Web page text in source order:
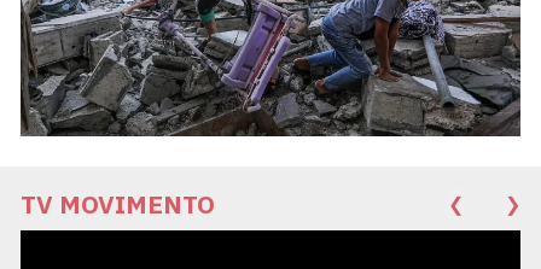
TV MOVIMENTO ❮ ❯